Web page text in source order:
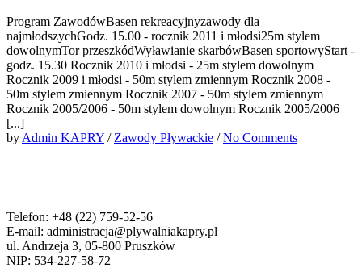
Program ZawodówBasen rekreacyjnyzawody dla
najmłodszychGodz. 15.00 - rocznik 2011 i młodsi25m stylem
dowolnymTor przeszkódWyławianie skarbówBasen sportowyStart -
godz. 15.30 Rocznik 2010 i młodsi - 25m stylem dowolnym
Rocznik 2009 i młodsi - 50m stylem zmiennym Rocznik 2008 -
50m stylem zmiennym Rocznik 2007 - 50m stylem zmiennym
Rocznik 2005/2006 - 50m stylem dowolnym Rocznik 2005/2006
[...]
by Admin KAPRY / Zawody Pływackie /No Comments
Telefon: +48 (22) 759-52-56
E-mail: administracja@plywalniakapry.pl
ul. Andrzeja 3, 05-800 Pruszków
NIP: 534-227-58-72